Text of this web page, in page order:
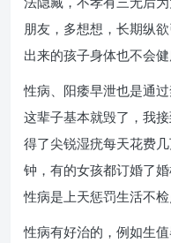
朋友，多想想，长期纵
出来的孩子身体也不会健
性病、阳痿早泄也是通
这辈子基本就毁了，我
得了尖锐湿疣每天花费
钟，有的女孩都订婚了
性病是上天惩罚生活不检
性病有好治的，例如生